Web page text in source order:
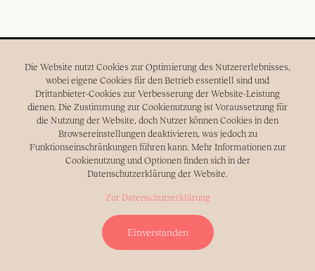
Every photo has a story to tell.
Capturing love all over the world.
Emotional and timeless.
Wedding photography.
Privacy Policy
Die Website nutzt Cookies zur Optimierung des Nutzererlebnisses,
wobei eigene Cookies für den Betrieb essentiell sind und
Drittanbieter-Cookies zur Verbesserung der Website-Leistung
dienen. Die Zustimmung zur Cookienutzung ist Voraussetzung für
die Nutzung der Website, doch Nutzer können Cookies in den
Browsereinstellungen deaktivieren, was jedoch zu
Funktionseinschränkungen führen kann. Mehr Informationen zur
Cookienutzung und Optionen finden sich in der
Datenschutzerklärung der Website.
Zur Datenschutzerklärung
Einverstanden